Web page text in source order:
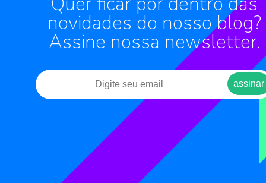
novidades do nosso blog?
Assine nossa newsletter.